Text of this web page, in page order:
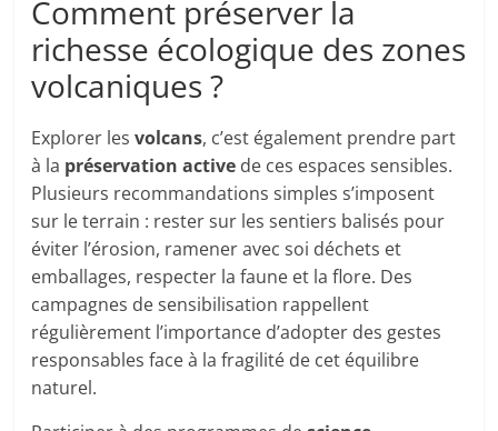
Comment préserver la
richesse écologique des zones
volcaniques ?
Explorer lesvolcans, c’est également prendre part
à la préservation active de ces espaces sensibles.
Plusieurs recommandations simples s’imposent
sur le terrain : rester sur les sentiers balisés pour
éviter l’érosion, ramener avec soi déchets et
emballages, respecter la faune et la flore. Des
campagnes de sensibilisation rappellent
régulièrement l’importance d’adopter des gestes
responsables face à la fragilité de cet équilibre
naturel.